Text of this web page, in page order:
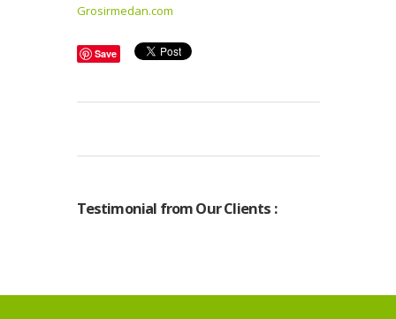
Grosirmedan.com
Save
Testimonial from Our Clients :